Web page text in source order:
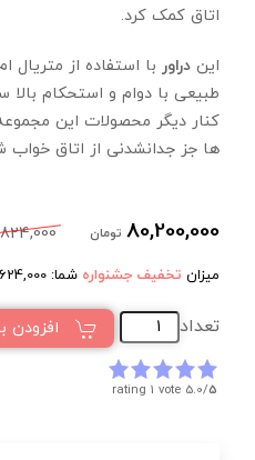
اتاق کمک کرد.
این دراور با استفاده از
طبیعی با دوام و استحکام
کنار دیگر محصولات این
ها جز جدانشدنی از اتاق خواب
80,200,000 تومان
میزان تخفیف جشنواره شما:
تعداد افزودن
5.0/5
rating 1 vote